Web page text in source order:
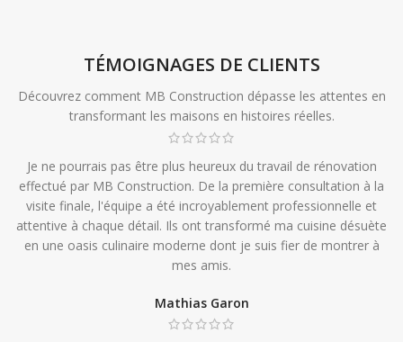
TÉMOIGNAGES DE CLIENTS
Découvrez comment MB Construction dépasse les attentes en
transformant les maisons en histoires réelles.
Je ne pourrais pas être plus heureux du travail de rénovation
effectué par MB Construction. De la première consultation à la
visite finale, l'équipe a été incroyablement professionnelle et
attentive à chaque détail. Ils ont transformé ma cuisine désuète
en une oasis culinaire moderne dont je suis fier de montrer à
mes amis.
Mathias Garon